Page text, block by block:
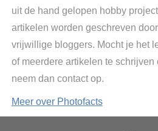
uit de hand gelopen hobby
artikelen worden geschreven
vrijwillige bloggers. Mocht je het
of meerdere artikelen te schrijven
neem dan contact op.
Meer over Photofacts